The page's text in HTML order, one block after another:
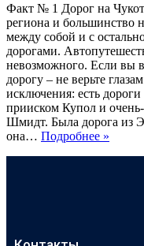
Факт № 1 Дорог на
региона и большинство
между собой и с
дорогами.
невозможного. Если вы
дорогу – не верьте
исключения: есть
прииском Купол и
Шмидт. Была дорога из
она… Подробнее »